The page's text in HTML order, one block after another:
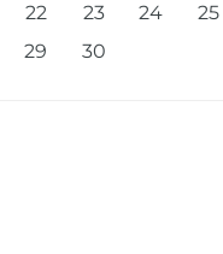
22 23 24
25
29 30